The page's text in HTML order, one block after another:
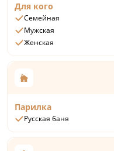
Для кого
Семейная
Мужская
Женская
Парилка
Русская баня